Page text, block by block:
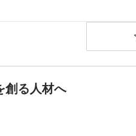
創る人材へ